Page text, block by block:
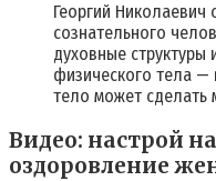
Георгий Николаевич
сознательного
духовные структуры
физического тела —
тело может
Видео: настрой
оздоровление